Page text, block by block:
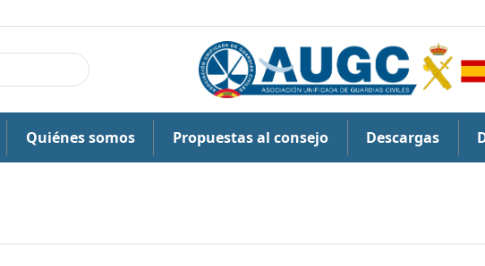
Quiénes somos Propuestas al consejo Descargas